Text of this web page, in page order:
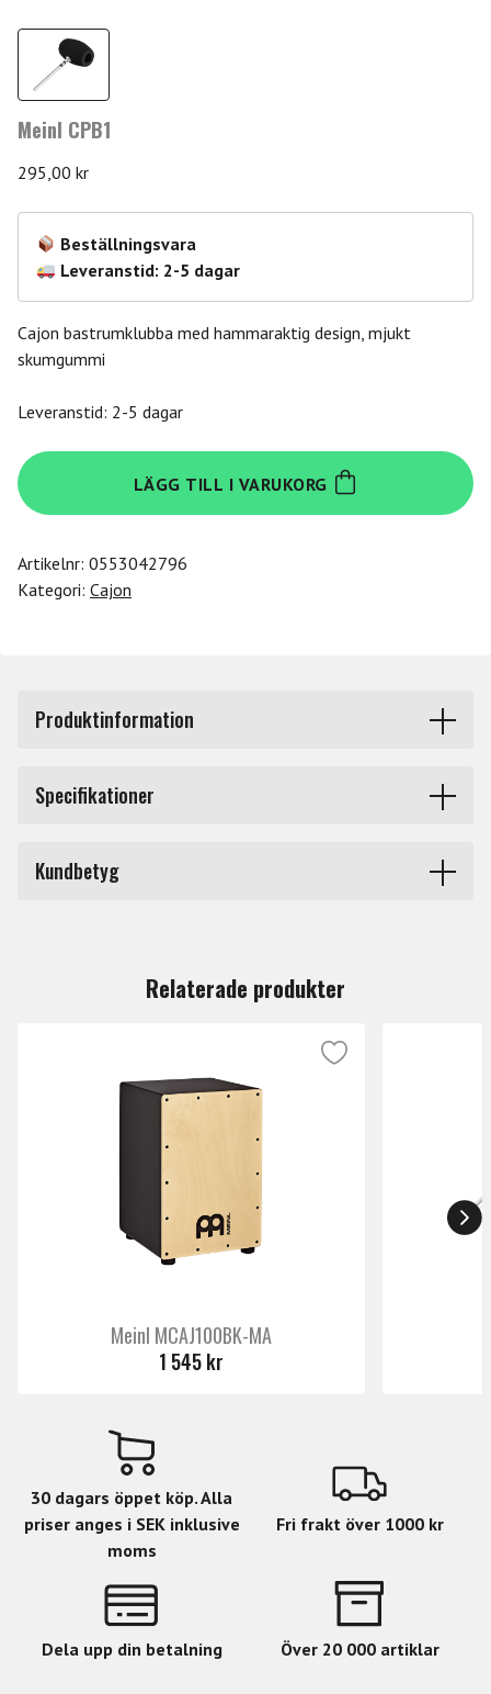
Meinl CPB1
295,00 kr
Beställningsvara
Leveranstid: 2-5 dagar
Cajon bastrumklubba med hammaraktig design, mjukt
skumgummi
Leveranstid: 2-5 dagar
Meinl
CPB1
mängd
LÄGG TILL I VARUKORG
Artikelnr: 0553042796
Kategori: Cajon
Produktinformation
bastrumklubba med hammaraktig design. Spelyta i mjukt
skumgummi. Tydligt och mörkt basljud Hammarhuvudet.
Specifikationer
Kundbetyg
Relaterade produkter
Meinl MCAJ100BK-MA
1 545 kr
30 dagars öppet köp. Alla
priser anges i SEK inklusive
moms
Fri frakt över 1000 kr
Dela upp din betalning Över 20 000 artiklar